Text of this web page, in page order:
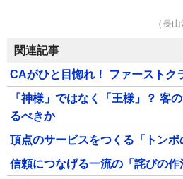
（長
関連記事
CAがひと目惚れ！ ファーストク
「神様」ではなく「王様」？ 客
るべきか
頂点のサービスをつくる「トンボ
信頼につなげる一流の「詫びの作